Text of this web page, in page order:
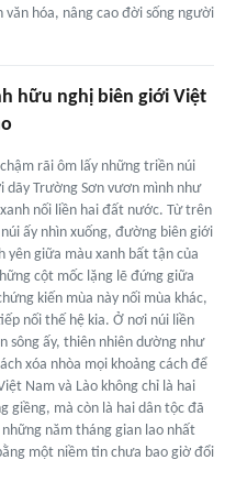
văn hóa, nâng cao đời sống người
hữu nghị biên giới Việt
rãi ôm lấy những triền núi
dãy Trường Sơn vươn mình như
nối liền hai đất nước. Từ trên
ấy nhìn xuống, đường biên giới
yên giữa màu xanh bất tận của
cột mốc lặng lẽ đứng giữa
kiến mùa này nối mùa khác,
nối thế hệ kia. Ở nơi núi liền
sông ấy, thiên nhiên dường như
xóa nhòa mọi khoảng cách để
Nam và Lào không chỉ là hai
giềng, mà còn là hai dân tộc đã
năm tháng gian lao nhất
một niềm tin chưa bao giờ đổi